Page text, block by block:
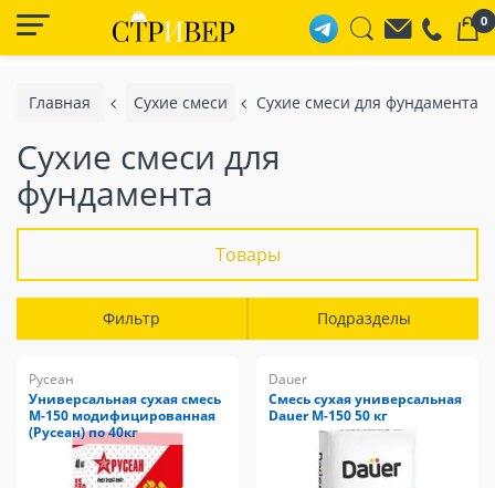
0
Главная Сухие смеси Сухие смеси для фундамента
Сухие смеси для
фундамента
Товары
Фильтр Подразделы
Русеан
Универсальная сухая смесь
М-150 модифицированная
(Русеан) по 40кг
Dauer
Смесь сухая универсальная
Dauer М-150 50 кг